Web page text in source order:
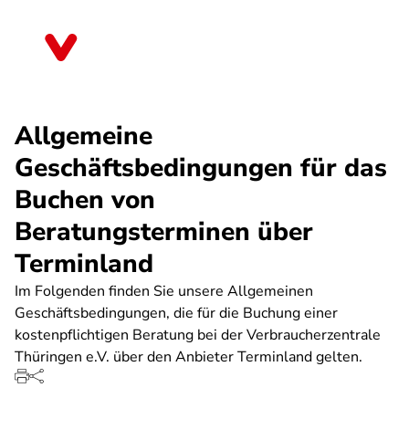
Allgemeine
Geschäftsbedingungen für das
Buchen von
Beratungsterminen über
Terminland
Im Folgenden finden Sie unsere Allgemeinen
Geschäftsbedingungen, die für die Buchung einer
kostenpflichtigen Beratung bei der Verbraucherzentrale
Thüringen e.V. über den Anbieter Terminland gelten.